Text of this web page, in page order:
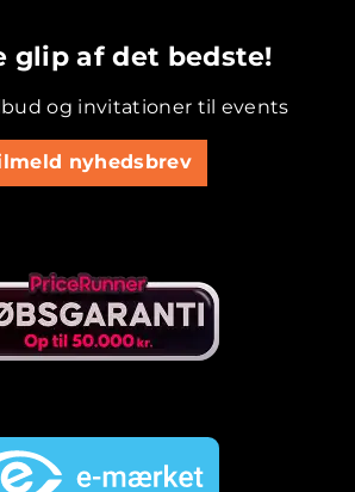
glip af det bedste!
og invitationer til events
nyhedsbrev